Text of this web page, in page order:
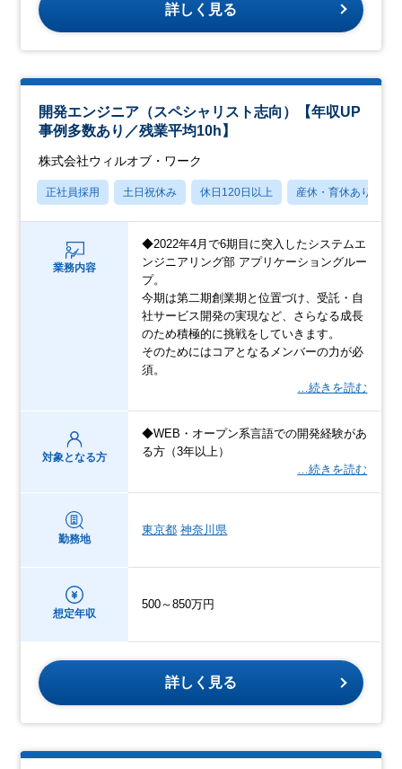
詳しく見る
開発エンジニア（スペシャリスト志向）【年収UP
事例多数あり／残業平均10h】
株式会社ウィルオブ・ワーク
正社員採用 土日祝休み 休日120日以上 産休・育休あり
業務内容
◆2022年4月で6期目に突入したシステムエ
ンジニアリング部 アプリケーショングルー
プ。
今期は第二期創業期と位置づけ、受託・自
社サービス開発の実現など、さらなる成長
のため積極的に挑戦をしていきます。
そのためにはコアとなるメンバーの力が必
須。
…続きを読む
対象となる方
◆WEB・オープン系言語での開発経験があ
る方（3年以上）
…続きを読む
勤務地
東京都 神奈川県
想定年収
500～850万円
詳しく見る